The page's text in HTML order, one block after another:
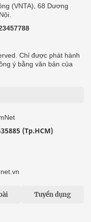
(VNTA), 68 Dương
Chỉ được phát hành
ý bằng văn bản của
(Tp.HCM)
Tuyển dụng